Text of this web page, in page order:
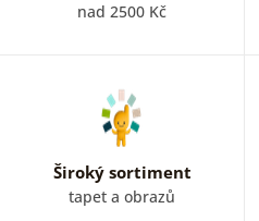
nad 2500 Kč
Široký sortiment
tapet a obrazů